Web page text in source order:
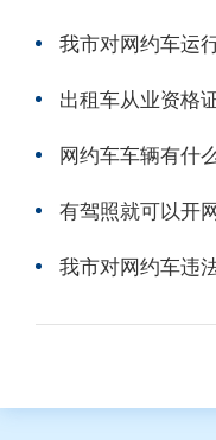
我市对网约车运
出租车从业资格
网约车车辆有什
有驾照就可以开
我市对网约车违